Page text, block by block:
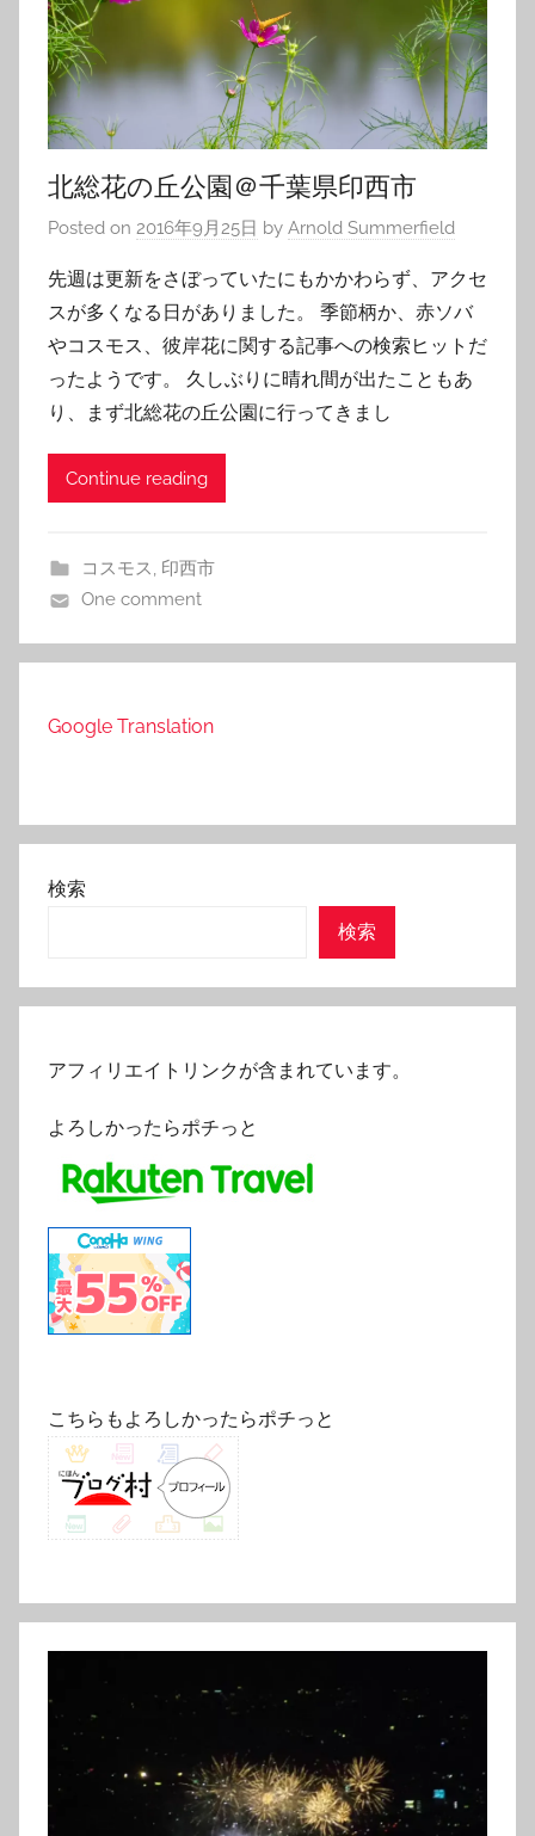
北総花の丘公園＠千葉県印西市
Posted on 2016年9月25日 by Arnold Summerfield
先週は更新をさぼっていたにもかかわらず、アクセ
スが多くなる日がありました。 季節柄か、赤ソバ
やコスモス、彼岸花に関する記事への検索ヒットだ
ったようです。 久しぶりに晴れ間が出たこともあ
り、まず北総花の丘公園に行ってきまし
Continue reading
コスモス, 印西市
One comment
Google Translation
検索
検索
アフィリエイトリンクが含まれています。
よろしかったらポチっと
こちらもよろしかったらポチっと